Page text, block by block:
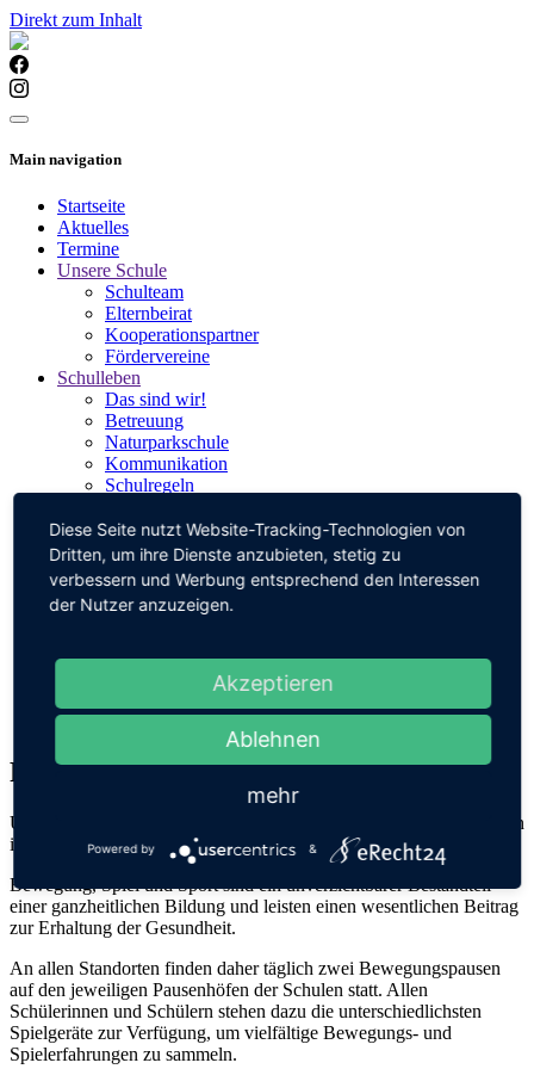
Direkt zum Inhalt
Main navigation
Startseite
Aktuelles
Termine
Unsere Schule
Schulteam
Elternbeirat
Kooperationspartner
Fördervereine
Schulleben
Das sind wir!
Betreuung
Naturparkschule
Kommunikation
Schulregeln
Lernen
Lernbegleiter
Beratung
Pausen
Infocenter
Ferienkalender
Kontakt
Pausen
Um erfolgreich Lernen zu können, sind neben den bewegten Pausen
im Unterricht auch die Hofpausen wichtig.
Bewegung, Spiel und Sport sind ein unverzichtbarer Bestandteil
einer ganzheitlichen Bildung und leisten einen wesentlichen Beitrag
zur Erhaltung der Gesundheit.
An allen Standorten finden daher täglich zwei Bewegungspausen
auf den jeweiligen Pausenhöfen der Schulen statt. Allen
Schülerinnen und Schülern stehen dazu die unterschiedlichsten
Spielgeräte zur Verfügung, um vielfältige Bewegungs- und
Spielerfahrungen zu sammeln.
Diese Seite nutzt Website-Tracking-Technologien von
Dritten, um ihre Dienste anzubieten, stetig zu
verbessern und Werbung entsprechend den Interessen
der Nutzer anzuzeigen.
Akzeptieren
Ablehnen
mehr
Powered by &